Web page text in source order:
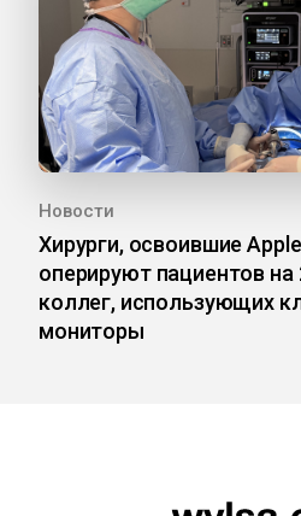
Новости
Хирурги, освоившие
оперируют пациентов на
коллег, использующих
мониторы